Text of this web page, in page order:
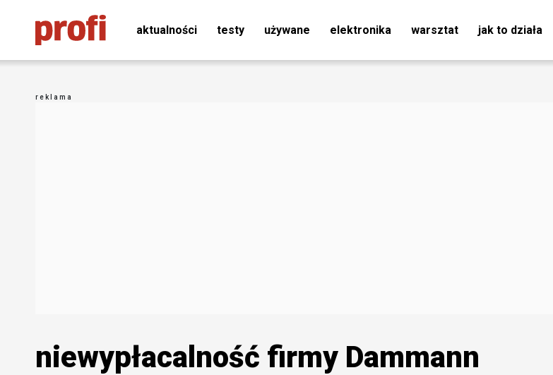
aktualności testy używane elektronika warsztat jak to działa
niewypłacalność firmy Dammann